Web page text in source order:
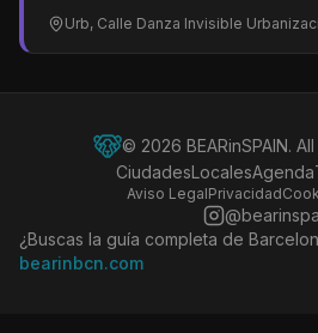
DISCO@aquaemporiooficial
Urb, Calle Danza Invisible
© 2026 BEARinSPAIN.
CiudadesLocalesAgenda
Aviso LegalPrivacidad
¿Buscas la guía completa de
bearinbcn.com